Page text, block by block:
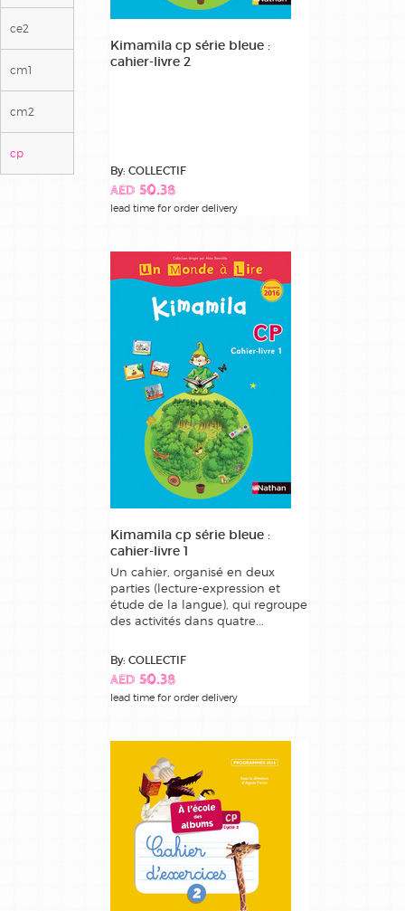
ce2
cm1
cm2
cp
Kimamila cp série bleue :
cahier-livre 2
By: COLLECTIF
AED 50.38
lead time for order delivery
Kimamila cp série bleue :
cahier-livre 1
Un cahier, organisé en deux
parties (lecture-expression et
étude de la langue), qui regroupe
des activités dans quatre...
By: COLLECTIF
AED 50.38
lead time for order delivery